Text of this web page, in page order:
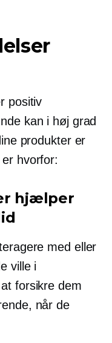
positiv
kan i høj grad
produkter er
hvorfor:
hjælper
med eller
ville i
forsikre dem
når de